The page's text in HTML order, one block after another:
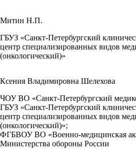
Митин Н.П.
ГБУЗ «Санкт-Петербургский
центр специализированных видов
(онкологический)»
Ксения Владимировна Шелехова
ЧОУ ВО «Санкт-Петербургский
ГБУЗ «Санкт-Петербургский
центр специализированных видов
(онкологический)»;
ФГБВОУ ВО «Военно-медицинская
Министерства обороны России